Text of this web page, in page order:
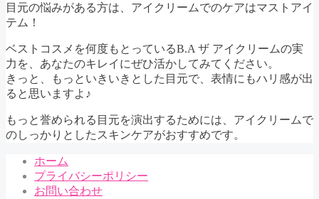
目元の悩みがある方は、アイクリームでのケアはマストアイ
テム！
ベストコスメを何度もとっているB.A ザ アイクリームの実
力を、あなたのキレイにぜひ活かしてみてください。
きっと、もっといきいきとした目元で、表情にもハリ感が出
ると思いますよ♪
もっと誉められる目元を演出するためには、アイクリームで
のしっかりとしたスキンケアがおすすめです。
ホーム
プライバシーポリシー
お問い合わせ